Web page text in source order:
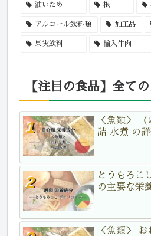
油いため 根
アルコール飲料類 加工品
果実飲料 輸入牛肉
【注目の食品】全て
＜魚類＞
詰 水煮 の
とうもろこ
の主要な栄
＜魚類＞